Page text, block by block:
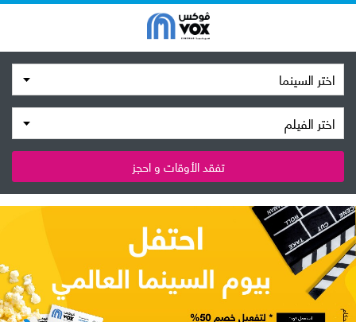
اختر السينما
اختر الفيلم
تفقد الأوقات و احجز